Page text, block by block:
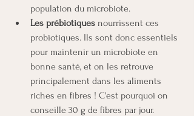
population du microbiote.
Les prébiotiques nourrissent ces
probiotiques. Ils sont donc essentiels
pour maintenir un microbiote en
bonne santé, et on les retrouve
principalement dans les aliments
riches en fibres ! C'est pourquoi on
conseille 30 g de fibres par jour.